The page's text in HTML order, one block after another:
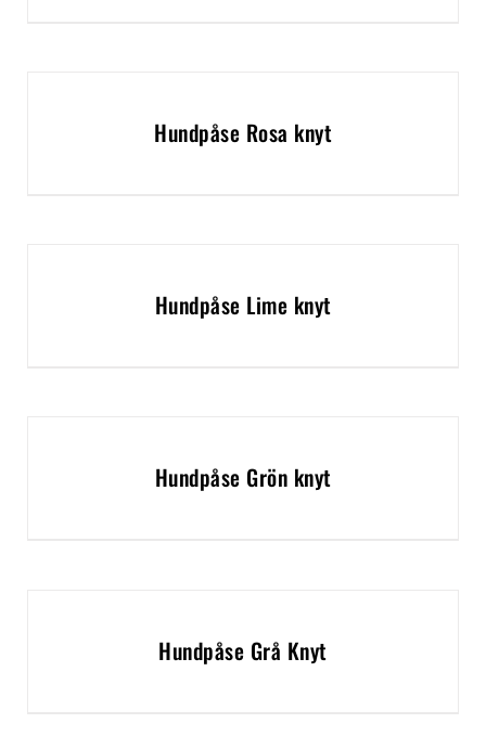
Hundpåse Rosa knyt
Hundpåse Lime knyt
Hundpåse Grön knyt
Hundpåse Grå Knyt